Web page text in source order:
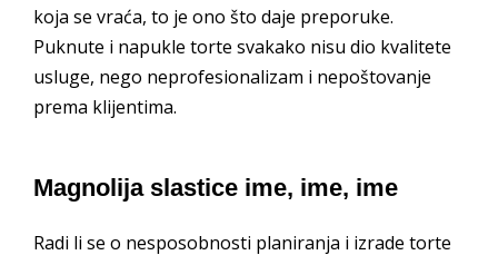
koja se vraća, to je ono što daje preporuke.
Puknute i napukle torte svakako nisu dio kvalitete
usluge, nego neprofesionalizam i nepoštovanje
prema klijentima.
Magnolija slastice ime, ime, ime
Radi li se o nesposobnosti planiranja i izrade torte